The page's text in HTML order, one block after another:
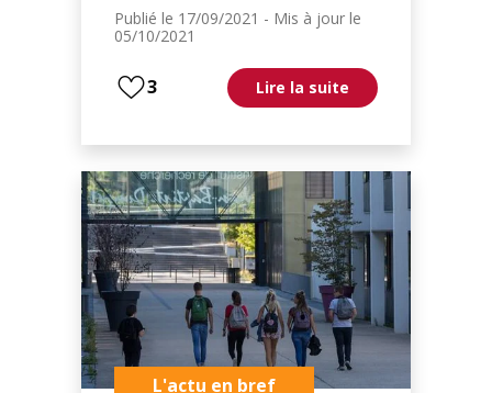
Publié le 17/09/2021 - Mis à jour le
05/10/2021
3 Lire la suite
L'actu en bref